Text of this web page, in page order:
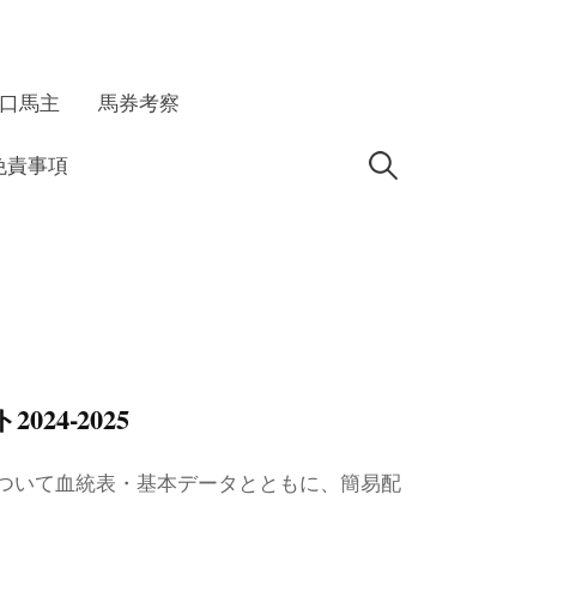
馬主 馬券考察
責事項 検
2025
いて血統表・基本データとともに、簡易配